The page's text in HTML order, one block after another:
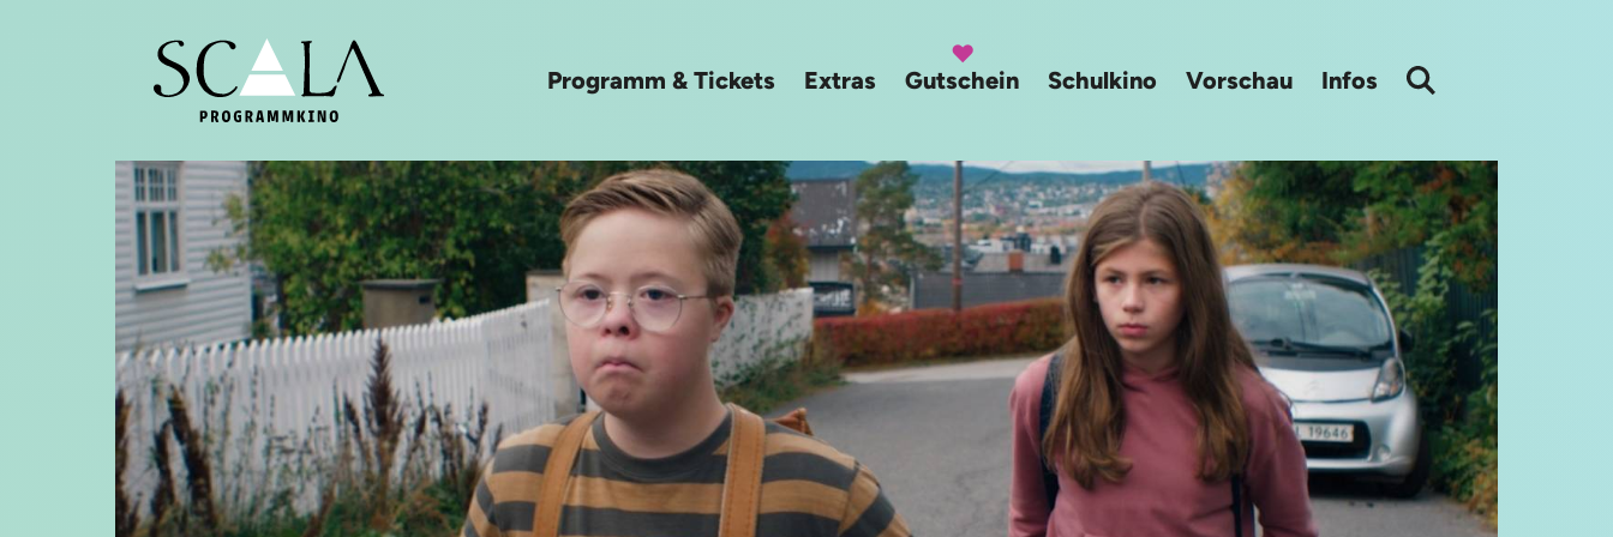
Programm & Tickets Extras Gutschein Schulkino Vorschau Infos